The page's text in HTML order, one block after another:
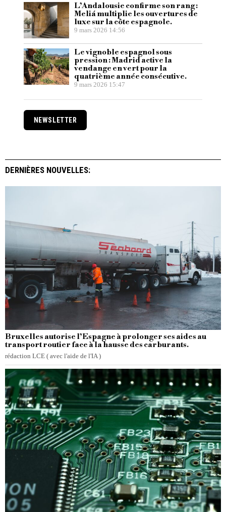
L’Andalousie confirme son rang :
Meliá multiplie les ouvertures de
luxe sur la côte espagnole.
9 mars 2026 14:56
Le vignoble espagnol sous
pression : Madrid active la
vendange en vert pour la
quatrième année consécutive.
9 mars 2026 15:47
NEWSLETTER
DERNIÈRES NOUVELLES:
Bruxelles autorise l’Espagne à prolonger ses aides au
transport routier face à la hausse des carburants.
rédaction LCE ( avec l'aide de l'IA )